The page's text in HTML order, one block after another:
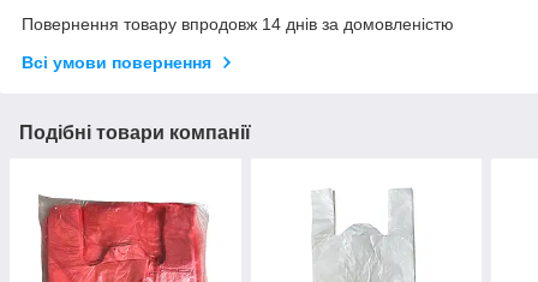
Повернення товару впродовж 14 днів за домовленістю
Всі умови повернення
Подібні товари компанії